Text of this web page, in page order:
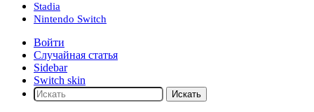
Stadia
Nintendo Switch
Войти
Случайная статья
Sidebar
Switch skin
Искать